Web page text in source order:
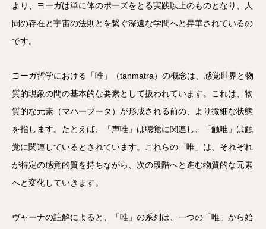
より、ヨーガは単に体のポーズをとる実践以上のものとなり、人
間の存在と宇宙の法則とを繋ぐ深遠な学問へと昇華されているの
です。
ヨーガ哲学における「唯」（tanmatra）の概念は、感覚世界と物
質的現象の間の基本的な要素として扱われています。これは、物
質的な元素（マハーブータ）が形成される前の、より微細な状態
を指します。たとえば、「声唯」は聴覚に関連し、「触唯」は触
覚に関連しているとされています。これらの「唯」は、それぞれ
が特定の感覚的質を持ちながら、次の段階へと進む物質的な元素
へと変化していきます。
ヴャーナの註解によると、「唯」の系列は、一つの「唯」から始